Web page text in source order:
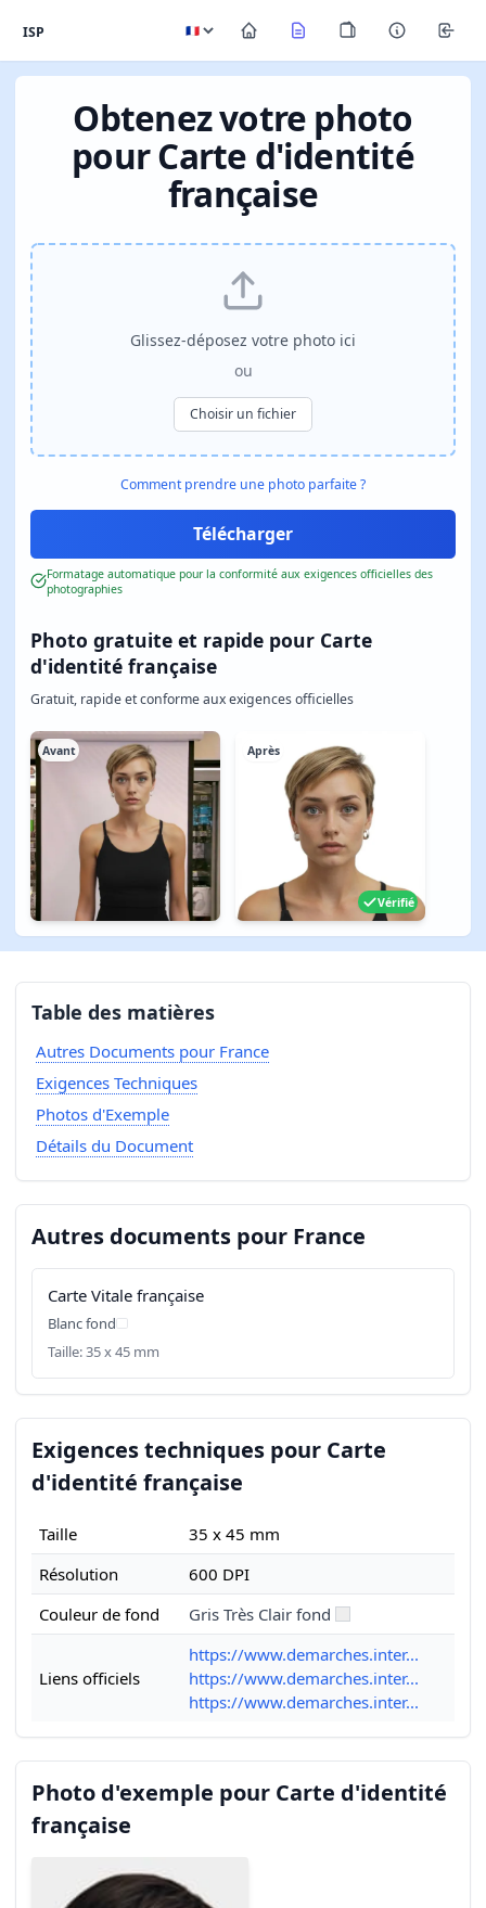
ISP
Obtenez votre photo
pour Carte d'identité
française
Photo gratuite et rapide pour Carte
d'identité française
Gratuit, rapide et conforme aux exigences officielles
Avant Après
Vérifié
Glissez-déposez votre photo ici
ou
Choisir un fichier
Comment prendre une photo parfaite ?
Formatage automatique pour la conformité aux exigences officielles des
photographies
Table des matières
Autres Documents pour France
Exigences Techniques
Photos d'Exemple
Détails du Document
Autres documents pour France
Carte Vitale française
Blanc fond
Taille: 35 x 45 mm
Exigences techniques pour Carte
d'identité française
Taille
35 x 45 mm
Résolution
600 DPI
Couleur de fond
Gris Très Clair fond
Liens officiels
https://www.demarches.inter...
https://www.demarches.inter...
https://www.demarches.inter...
Photo d'exemple pour Carte d'identité
française